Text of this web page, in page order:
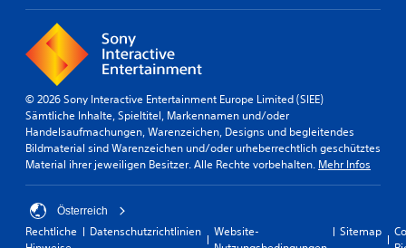
© 2026 Sony Interactive Entertainment Europe Limited (SIEE)
Sämtliche Inhalte, Spieltitel, Markennamen und/oder
Handelsaufmachungen, Warenzeichen, Designs und begleitendes
Bildmaterial sind Warenzeichen und/oder urheberrechtlich geschütztes
Material ihrer jeweiligen Besitzer. Alle Rechte vorbehalten. Mehr Infos
Österreich
Rechtliche
Datenschutzrichtlinien
Website-
Sitemap